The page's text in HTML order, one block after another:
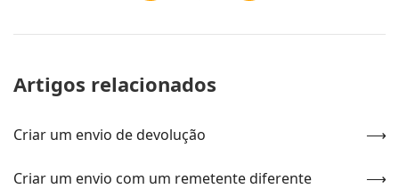
Artigos relacionados
Criar um envio de devolução
Criar um envio com um remetente diferente